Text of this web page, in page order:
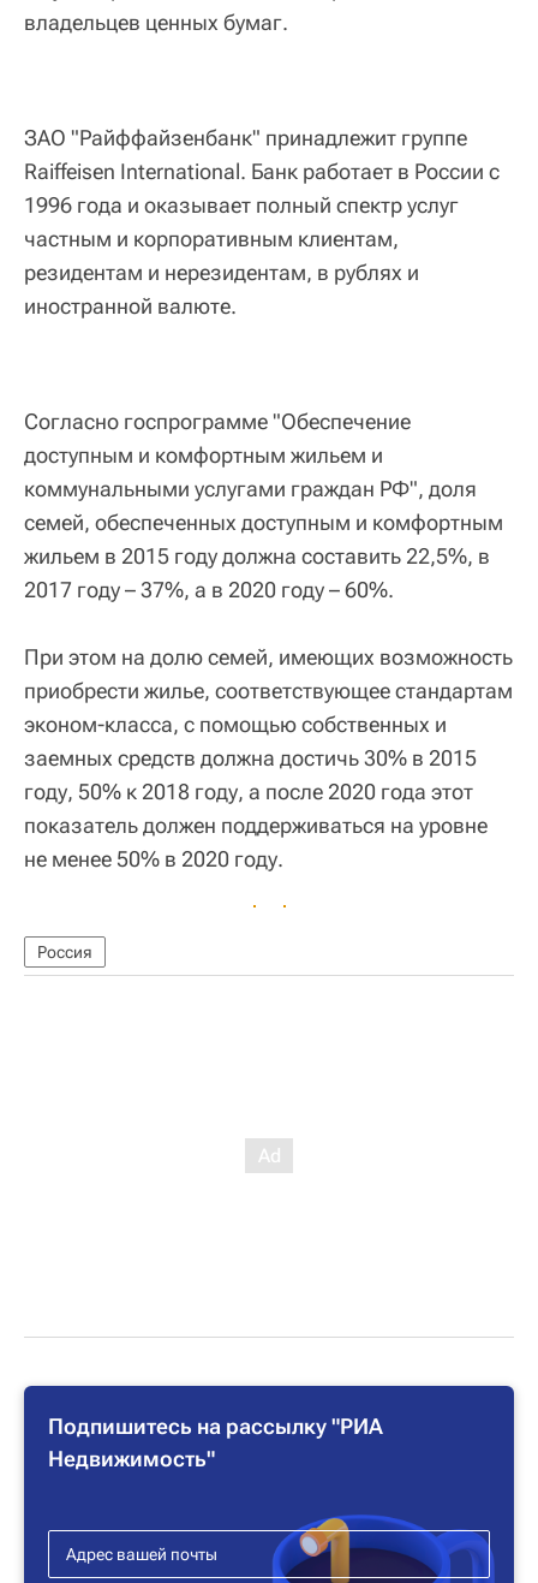
владельцев ценных бумаг.
ЗАО "Райффайзенбанк" принадлежит группе
Raiffeisen International. Банк работает в России с
1996 года и оказывает полный спектр услуг
частным и корпоративным клиентам,
резидентам и нерезидентам, в рублях и
иностранной валюте.
Согласно госпрограмме "Обеспечение
доступным и комфортным жильем и
коммунальными услугами граждан РФ", доля
семей, обеспеченных доступным и комфортным
жильем в 2015 году должна составить 22,5%, в
2017 году – 37%, а в 2020 году – 60%.
При этом на долю семей, имеющих возможность
приобрести жилье, соответствующее стандартам
эконом-класса, с помощью собственных и
заемных средств должна достичь 30% в 2015
году, 50% к 2018 году, а после 2020 года этот
показатель должен поддерживаться на уровне
не менее 50% в 2020 году.
Россия
Подпишитесь на рассылку "РИА
Недвижимость"